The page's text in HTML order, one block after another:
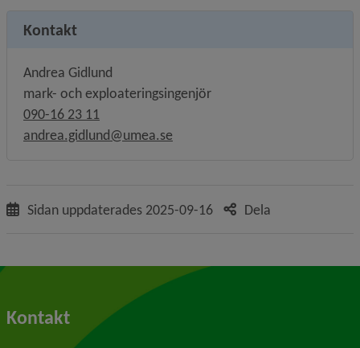
Kontakt
Andrea Gidlund
mark- och exploateringsingenjör
090-16 23 11
andrea.gidlund@umea.se
Sidan uppdaterades 2025-09-16 Dela
Kontakt